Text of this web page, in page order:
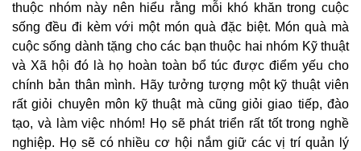
thuộc nhóm này nên hiểu rằng mỗi khó khăn trong cuộc
sống đều đi kèm với một món quà đặc biệt. Món quà mà
cuộc sống dành tặng cho các bạn thuộc hai nhóm Kỹ thuật
và Xã hội đó là họ hoàn toàn bổ túc được điểm yếu cho
chính bản thân mình. Hãy tưởng tượng một kỹ thuật viên
rất giỏi chuyên môn kỹ thuật mà cũng giỏi giao tiếp, đào
tạo, và làm việc nhóm! Họ sẽ phát triển rất tốt trong nghề
nghiệp. Họ sẽ có nhiều cơ hội nắm giữ các vị trí quản lý